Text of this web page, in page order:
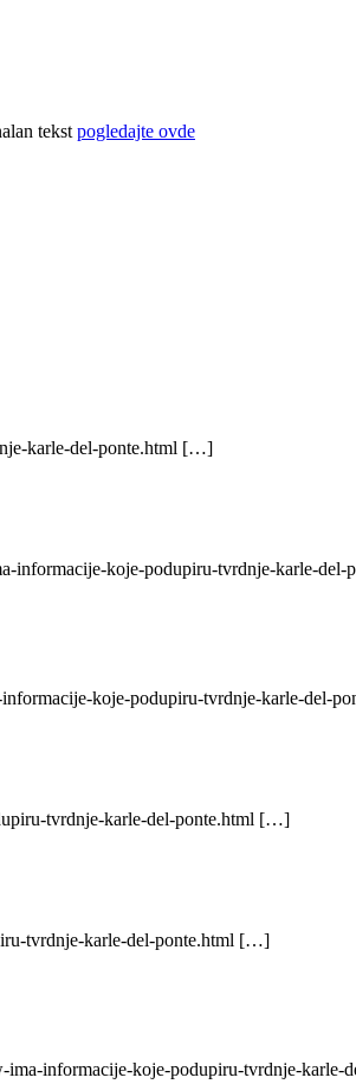
tekst pogledajte ovde
karle-del-ponte.html […]
informacije-koje-podupiru-tvrdnje-karle-
koje-podupiru-tvrdnje-karle-del-
tvrdnje-karle-del-ponte.html […]
tvrdnje-karle-del-ponte.html […]
informacije-koje-podupiru-tvrdnje-